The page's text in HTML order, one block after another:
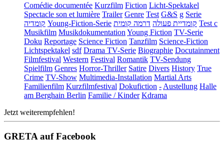
Comédie documentée Kurzfilm Fiction Licht-Spektakel
Spectacle son et lumière Trailer Genre Test G&S g Serie
קומדיה Young-Fiction-Serie קומדיית פעולה דרמה קומית
Test c
Musikfilm Musikdokumentation Young Fiction TV-Serie
Doku Reportage Science Fiction Tanzfilm Science-Fiction
Lichtspektakel sdf Drama TV-Serie Biographie Docutainment
Filmfestival Western Festival Romantik TV-Sendung
Spielfilm Genres Horror-Thriller Satire Divers History True
Crime TV-Show Multimedia-Installation Martial Arts
Familienfilm Kurzfilmfestival Dokufiction - Austellung Halle
am Berghain Berlin Familie / Kinder Kdrama
Jetzt weiterempfehlen!
GRETA auf Facebook